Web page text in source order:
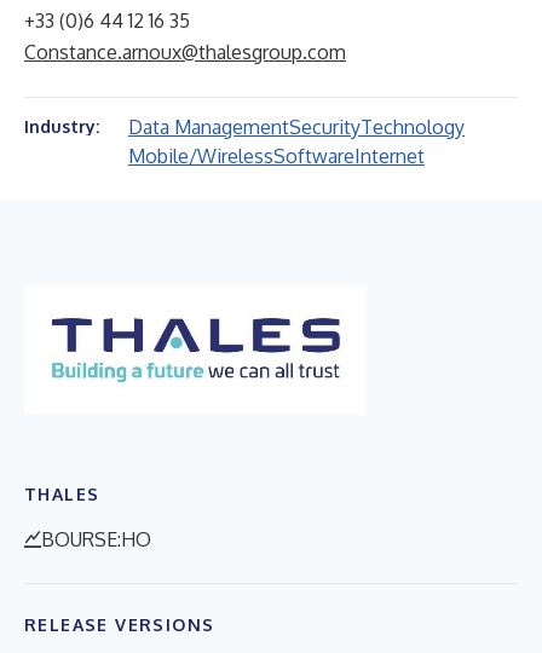
+33 (0)6 44 12 16 35
Constance.arnoux@thalesgroup.com
Industry: Data ManagementSecurityTechnology
Mobile/WirelessSoftwareInternet
THALES
BOURSE:HO
RELEASE VERSIONS